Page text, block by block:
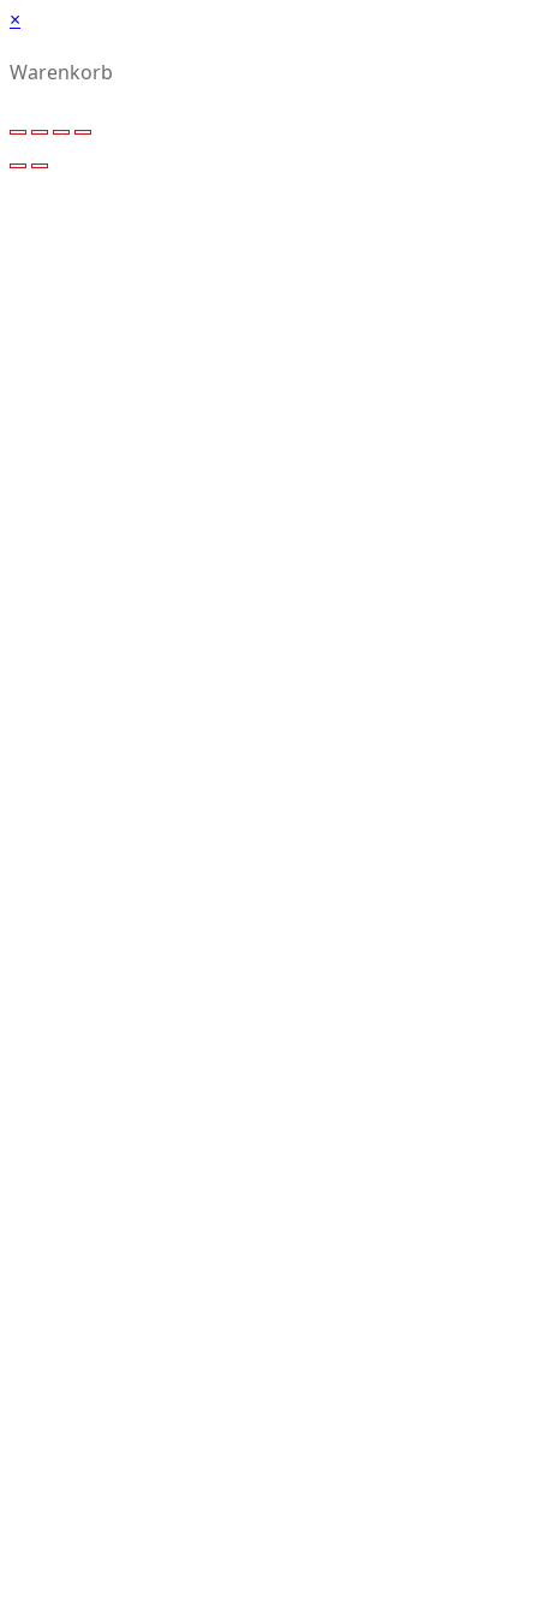
×
Warenkorb